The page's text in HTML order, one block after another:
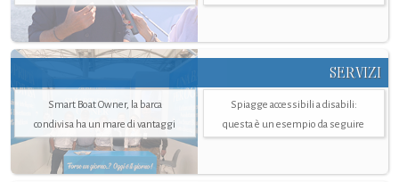
SERVIZI
Smart Boat Owner, la barca
condivisa ha un mare di vantaggi
Spiagge accessibili a disabili:
questa è un esempio da seguire